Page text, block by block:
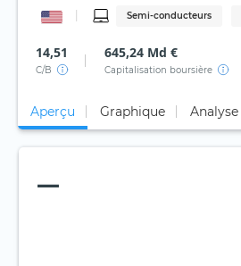
Semi-conducteurs
14,51
C/B
645,24 Md €
Capitalisation boursière
Aperçu Graphique Analyse
—